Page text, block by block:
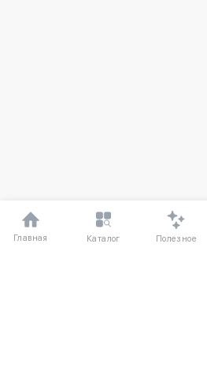
Главная Каталог Полезное